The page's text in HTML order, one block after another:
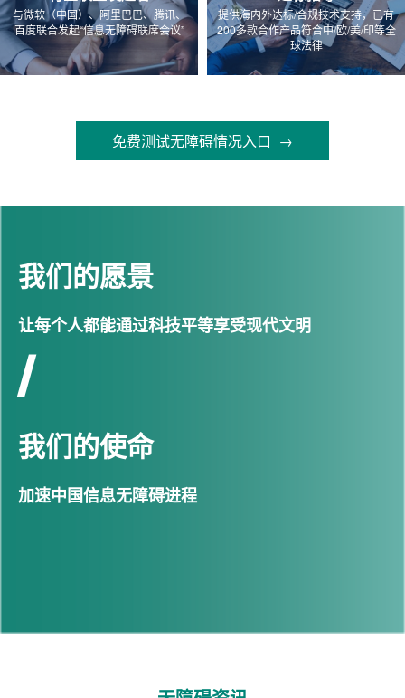
与微软（中国）、阿里巴巴、腾讯、
百度联合发起“信息无障碍联席会议”
提供海内外达标/合规技术支持，已有
200多款合作产品符合中/欧/美/印等全
球法律
免费测试无障碍情况入口 →
我们的愿景
让每个人都能通过科技平等享受现代文明
/
我们的使命
加速中国信息无障碍进程